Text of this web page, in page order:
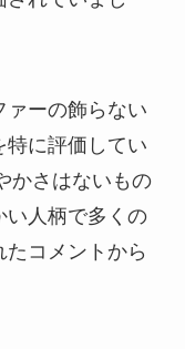
ァーの飾らない
特に評価してい
かさはないもの
い人柄で多くの
コメントから